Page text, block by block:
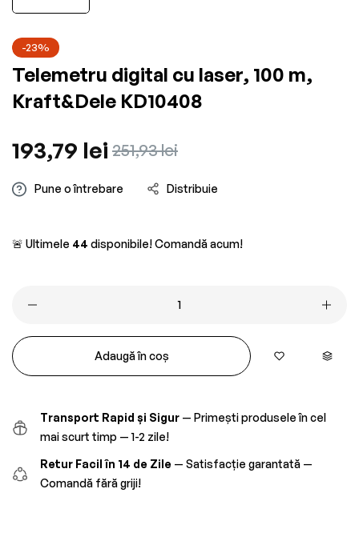
-23%
Telemetru digital cu laser, 100 m,
Kraft&Dele KD10408
Preț
obișnuit
193,79 lei Preț
redus
251,93 lei
Pune o întrebare Distribuie
🚨 Ultimele 44 disponibile! Comandă acum!
Adaugă în coș
Transport Rapid și Sigur — Primești produsele în cel
mai scurt timp — 1-2 zile!
Retur Facil în 14 de Zile — Satisfacție garantată —
Comandă fără griji!